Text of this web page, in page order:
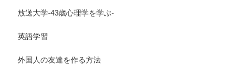
放送大学-43歳心理学を学ぶ-
英語学習
外国人の友達を作る方法